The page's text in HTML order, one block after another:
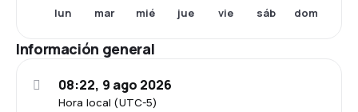
lun mar mié jue vie sáb dom
Información general
Hora local (UTC-5)
08:22, 9 ago 2026